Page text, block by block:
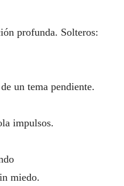
profunda. Solteros:
un tema pendiente.
impulsos.
miedo.